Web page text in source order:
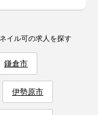
イル可の求人を探す
鎌倉市
伊勢原市